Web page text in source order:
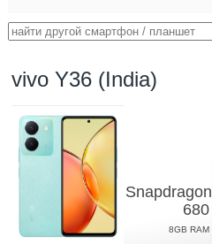
vivo Y36 (India)
Snapdragon
680
8GB RAM